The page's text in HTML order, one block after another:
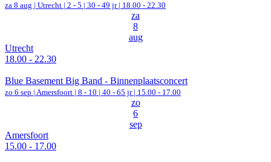
za 8 aug | Utrecht | 2 - 5 | 30 - 49 jr | 18.00 - 22.30
za
8
aug
Utrecht
18.00 - 22.30
Blue Basement Big Band - Binnenplaatsconcert
zo 6 sep | Amersfoort | 8 - 10 | 40 - 65 jr | 15.00 - 17.00
zo
6
sep
Amersfoort
15.00 - 17.00